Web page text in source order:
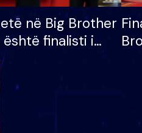
në Big Brother
është finalisti i
lë shtëpinë